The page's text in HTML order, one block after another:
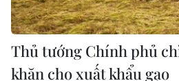
Thủ tướng Chính phủ
khăn cho xuất khẩu gạo